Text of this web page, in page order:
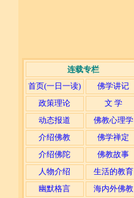
连载专栏
首页(一日一读)
佛学讲记
政策理论
文 学
动态报道
佛教心理学
介绍佛教
佛学禅定
介绍佛陀
佛教故事
人物介绍
生活的教育
幽默格言
海内外佛教